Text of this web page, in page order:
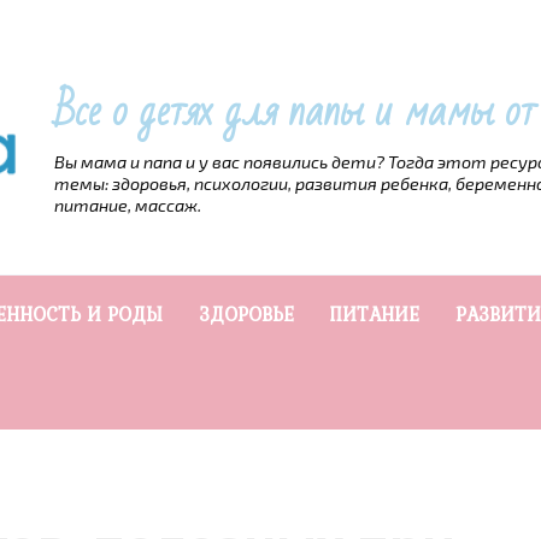
Все о детях для папы и мамы
Вы мама и папа и у вас появились дети? Тогда этот
темы: здоровья, психологии, развития ребенка,
питание, массаж.
И РОДЫ ЗДОРОВЬЕ ПИТАНИЕ